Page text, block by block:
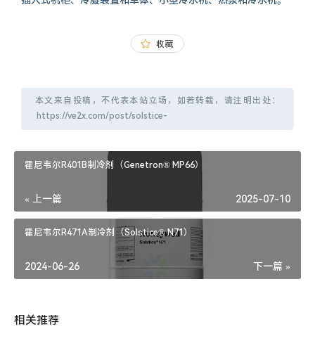
收藏
本文来自投稿，不代表本站立场，如若转载，请注明出处：
霍尼韦尔R401B制冷剂（Genetron® MP66）
« 上一篇 2025-07-10
霍尼韦尔R471A制冷剂（Solstice® N71）
下一篇 »
2024-06-26
相关推荐